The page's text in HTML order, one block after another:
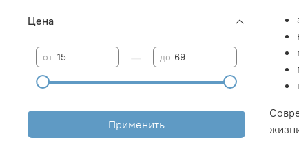
Цена
от до
Применить